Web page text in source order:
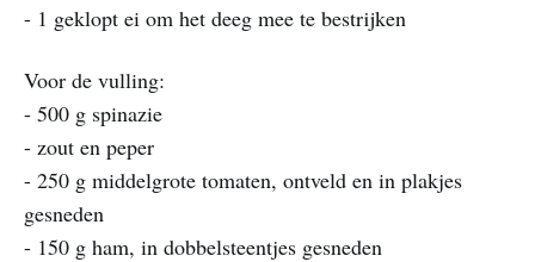
- 1 geklopt ei om het deeg mee te bestrijken
Voor de vulling:
- 500 g spinazie
- zout en peper
- 250 g middelgrote tomaten, ontveld en in plakjes
gesneden
- 150 g ham, in dobbelsteentjes gesneden